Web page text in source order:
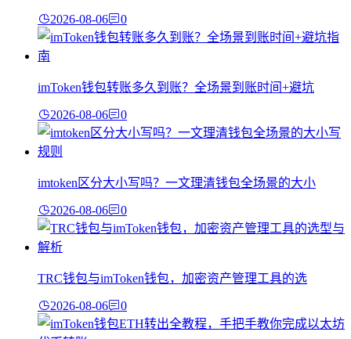
2026-08-06 0
imToken钱包转账多久到账？全场景到账时间+避坑
2026-08-06 0
imtoken区分大小写吗？一文理清钱包全场景的大小
2026-08-06 0
TRC钱包与imToken钱包，加密资产管理工具的选
2026-08-06 0